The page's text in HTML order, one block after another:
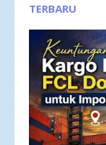
TERBARU